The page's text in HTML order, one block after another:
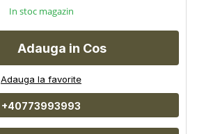
In stoc magazin
Adauga in Cos
Adauga la favorite
+40773993993